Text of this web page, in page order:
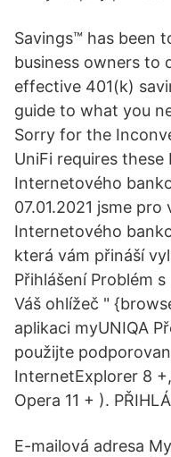
Savings™ has been
business owners to
effective 401(k)
guide to what you
Sorry for the
UniFi requires
Internetového
07.01.2021 jsme
Internetového
která vám přináší
Přihlášení Problém
Váš ohlížeč "
aplikaci myUNIQA
použijte
InternetExplorer 8
Opera 11 + ).
E-mailová adresa